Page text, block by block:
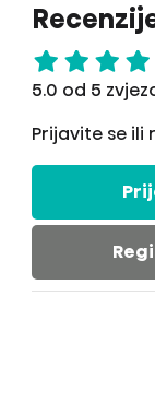
5.0 od 5
Prijavite se